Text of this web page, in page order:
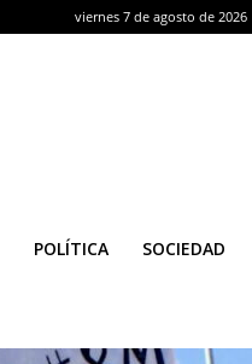
viernes 7 de agosto de 2026
POLÍTICA SOCIEDAD